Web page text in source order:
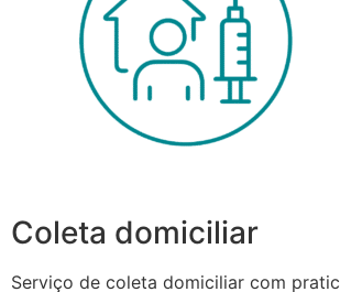
Coleta domiciliar
Serviço de coleta domiciliar com